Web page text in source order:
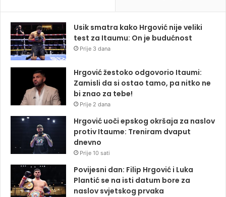
Usik smatra kako Hrgović nije veliki
test za Itaumu: On je budućnost
Prije 3 dana
Hrgović žestoko odgovorio Itaumi:
Zamisli da si ostao tamo, pa nitko ne
bi znao za tebe!
Prije 2 dana
Hrgović uoči epskog okršaja za naslov
protiv Itaume: Treniram dvaput
dnevno
Prije 10 sati
Povijesni dan: Filip Hrgović i Luka
Plantić se na isti datum bore za
naslov svjetskog prvaka